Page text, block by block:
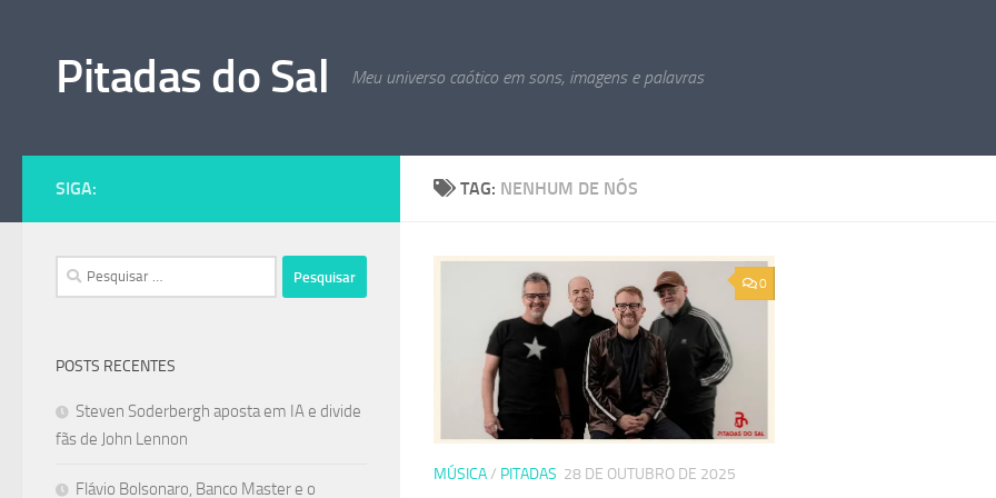
Pitadas do Sal Meu universo caótico em sons, imagens e palavras
TAG: NENHUM DE NÓS
0
MÚSICA/ PITADAS 28 DE OUTUBRO DE 2025
SIGA:
Pesquisar
por:
POSTS RECENTES
Steven Soderbergh aposta em IA e divide
fãs de John Lennon
Flávio Bolsonaro, Banco Master e o